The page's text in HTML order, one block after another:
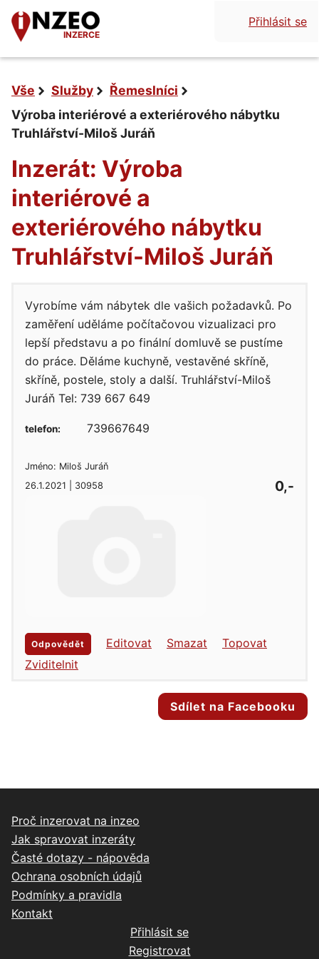
INZERCE
Přihlásit se
Vše Služby
Řemeslníci
Výroba interiérové a exteriérového nábytku
Truhlářství-Miloš Juráň
Inzerát: Výroba
interiérové a
exteriérového nábytku
Truhlářství-Miloš Juráň
Vyrobíme vám nábytek dle vašich požadavků. Po
zaměření uděláme počítačovou vizualizaci pro
lepší představu a po finální domluvě se pustíme
do práce. Děláme kuchyně, vestavěné skříně,
skříně, postele, stoly a další. Truhlářství-Miloš
Juráň Tel: 739 667 649
Jméno: Miloš Juráň
26.1.2021 | 30958
0,-
telefon: 739667649
Odpovědět Editovat Smazat
Topovat
Zviditelnit
Sdílet na Facebooku
Proč inzerovat na inzeo
Jak spravovat inzeráty
Časté dotazy - nápověda
Ochrana osobních údajů
Podmínky a pravidla
Kontakt
Přihlásit se
Registrovat